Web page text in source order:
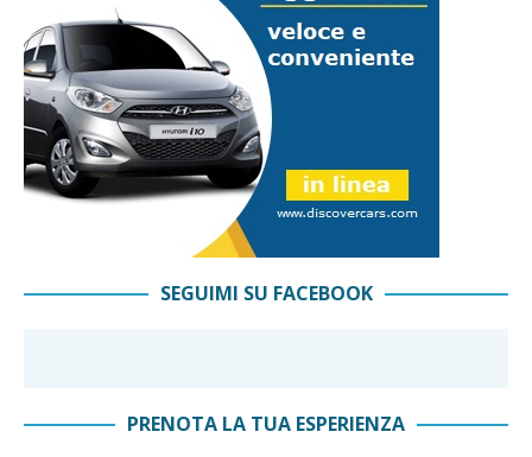
SEGUIMI SU FACEBOOK
PRENOTA LA TUA ESPERIENZA